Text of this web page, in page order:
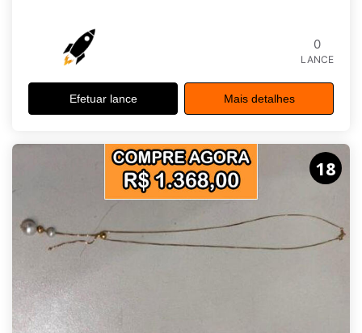
0
LANCE
Efetuar lance Mais detalhes
18